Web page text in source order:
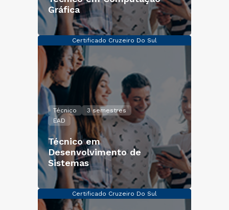
Gráfica
Certificado Cruzeiro Do Sul
Técnico
3 semestres
EAD
Técnico em
Desenvolvimento de
Sistemas
Certificado Cruzeiro Do Sul